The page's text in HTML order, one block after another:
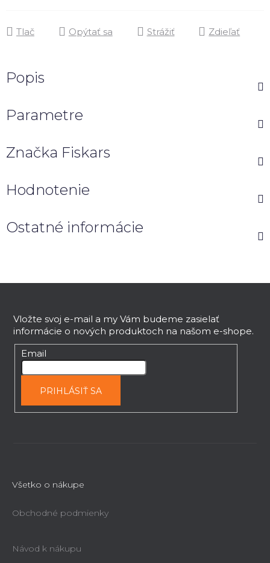
Tlač Opýtať sa Strážiť Zdieľať
Popis
Parametre
Značka Fiskars
Hodnotenie
Ostatné informácie
Vložte svoj e-mail a my Vám budeme zasielať
informácie o nových produktoch na našom e-shope.
Email
PRIHLÁSIŤ SA
Všetko o nákupe
Obchodné podmienky
Návod k nákupu